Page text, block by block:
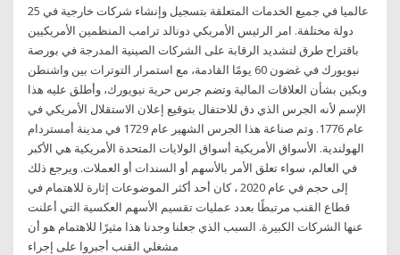
عالميا في جميع الخدمات المتعلقة بتسجيل وإنشاء شركات خارجية في 25
دولة مختلفة. امر الرئيس الأمريكي دونالد ترامب المنظمين الأمريكيين
باقتراح طرق لتشديد الرقابة على الشركات الصينية المدرجة في بورصة
نيويورك في غضون 60 يومًا القادمة، مع استمرار التوترات بين واشنطن
وبكين بشأن العلاقات المالية وتضم جرس حرية نيويورك، وأطلق عليه هذا
الإسم لأنه الجرس الذي دق للاحتفال بتوقيع إعلان الاستقلال الأمريكي في
عام 1776. وتم صناعة هذا الجرس الشهير عام 1729 في مدينة أمستردام
الهولندية. الأسواق الأمريكية أسواق الولايات المتحدة الأمريكية هي الأكبر
في العالم، سواء تعلق الأمر بالأسهم أو السندات أو العملات. ويرجع ذلك
إلى حجم في عام 2020 ، كان أحد أكثر الموضوعات إثارة للاهتمام في
قطاع القنب مرتبطًا بعدد عمليات تقسيم الأسهم العكسية التي أعلنت
عنها الشركات الكبيرة. السبب الذي جعلنا وجدنا هذا مثيرًا للاهتمام هو أن
مشغلي القنب أجبروا على إجراء